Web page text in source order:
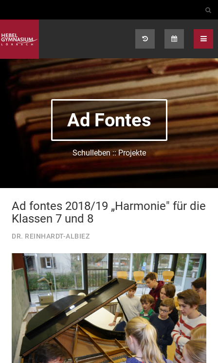
Ad Fontes
Schulleben :: Projekte
Ad fontes 2018/19 „Harmonie" für die
Klassen 7 und 8
DR. REINHARDT-ALBIEZ